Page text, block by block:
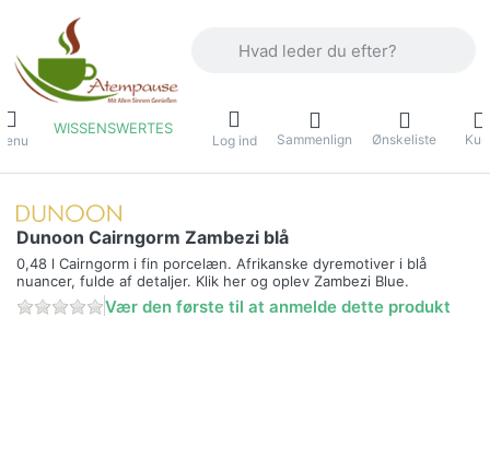
WISSENSWERTES
Log ind Sammenlign Ønskeliste
Dunoon Cairngorm Zambezi blå
0,48 l Cairngorm i fin porcelæn. Afrikanske dyremotiver i blå
nuancer, fulde af detaljer. Klik her og oplev Zambezi Blue.
Vær den første til at anmelde dette produkt